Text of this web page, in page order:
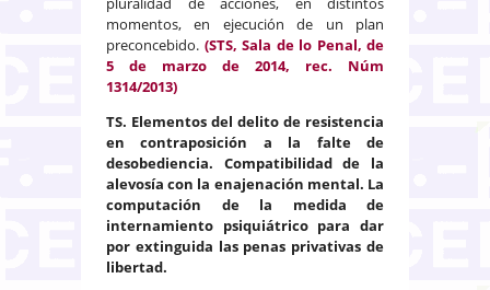
momentos, en ejecución de un plan
preconcebido. (STS, Sala de lo Penal, de
5 de marzo de 2014, rec. Núm
1314/2013)
TS. Elementos del delito de resistencia
en contraposición a la falte de
desobediencia. Compatibilidad de la
alevosía con la enajenación mental. La
computación de la medida de
internamiento psiquiátrico para dar
por extinguida las penas privativas de
libertad.